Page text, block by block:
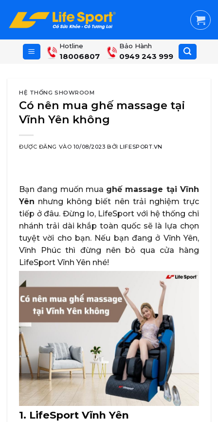
content
Hotline
18006807
Bảo Hành
0949 243 999
HỆ THỐNG SHOWROOM
Có nên mua ghế massage tại
Vĩnh Yên không
ĐƯỢC ĐĂNG VÀO 10/08/2023 BỞILIFESPORT.VN
Bạn đang muốn mua ghế massage tại Vĩnh
Yên nhưng không biết nên trải nghiệm trực
tiếp ở đâu. Đừng lo, LifeSport với hệ thống chi
nhánh trải dài khắp toàn quốc sẽ là lựa chọn
tuyệt vời cho bạn. Nếu bạn đang ở Vĩnh Yên,
Vĩnh Phúc thì đừng nên bỏ qua cửa hàng
LifeSport Vĩnh Yên nhé!
1. LifeSport Vĩnh Yên